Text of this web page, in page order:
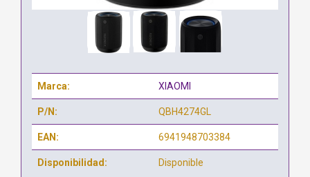
Marca: XIAOMI
P/N: QBH4274GL
EAN: 6941948703384
Disponibilidad: Disponible